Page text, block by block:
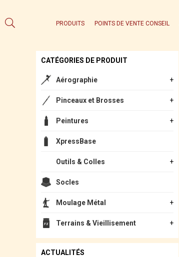
PRODUITS POINTS DE VENTE CONSEIL
CATÉGORIES DE PRODUIT
Aérographie
Pinceaux et Brosses
Peintures
XpressBase
Outils & Colles
Socles
Moulage Métal
Terrains & Vieillisement
ACTUALITÉS